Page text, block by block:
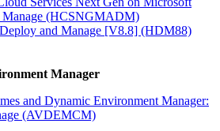
(HCSNGMADM)
and Manage [V8.8] (HDM88)
Manager
and Dynamic Environment Manager:
(AVDEMCM)